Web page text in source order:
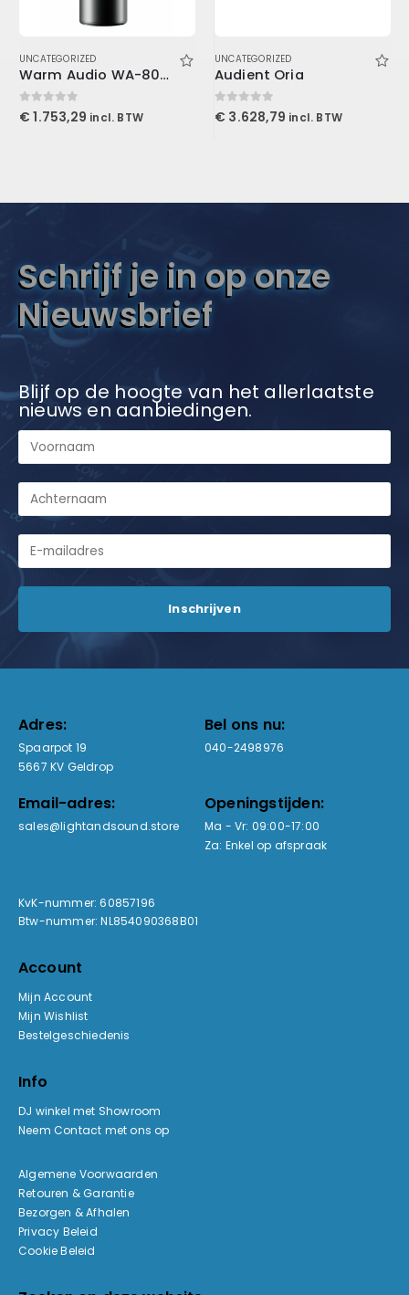
UNCATEGORIZED
Warm Audio WA-8000
0out of 5
€ 1.753,29 incl. BTW
UNCATEGORIZED
Audient Oria
0out of 5
€ 3.628,79 incl. BTW
Schrijf je in op onze
Nieuwsbrief
Blijf op de hoogte van het allerlaatste
nieuws en aanbiedingen.
Adres:
Spaarpot 19
5667 KV Geldrop
Bel ons nu:
040-2498976
Email-adres:
sales@lightandsound.store
Openingstijden:
Ma - Vr: 09:00-17:00
Za: Enkel op afspraak
KvK-nummer: 60857196
Btw-nummer: NL854090368B01
Account
Mijn Account
Mijn Wishlist
Bestelgeschiedenis
Info
DJ winkel met Showroom
Neem Contact met ons op
Algemene Voorwaarden
Retouren & Garantie
Bezorgen & Afhalen
Privacy Beleid
Cookie Beleid